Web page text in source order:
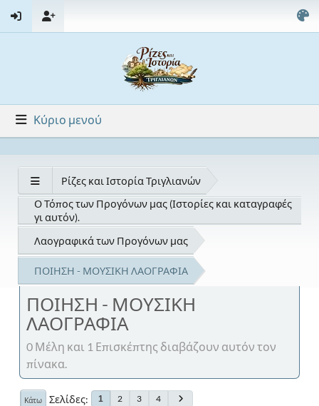
Κύριο μενού
Ρίζες και Ιστορία Τριγλιανών
Ο Τόπος των Προγόνων μας (Ιστορίες και καταγραφές
γι αυτόν).
Λαογραφικά των Προγόνων μας
ΠΟΙΗΣΗ - ΜΟΥΣΙΚΗ ΛΑΟΓΡΑΦΙΑ
ΠΟΙΗΣΗ - ΜΟΥΣΙΚΗ
ΛΑΟΓΡΑΦΙΑ
0 Μέλη και 1 Επισκέπτης διαβάζουν αυτόν τον
πίνακα.
Κάτω Σελίδες 1 2 3 4